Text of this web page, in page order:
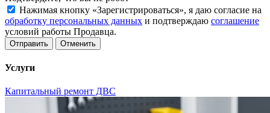
Нажимая кнопку «Зарегистрироваться», я даю согласие на
обработку персональных данных и подтверждаю соглашение
условий работы Продавца.
Отменить
Услуги
Капитальный ремонт ДВС